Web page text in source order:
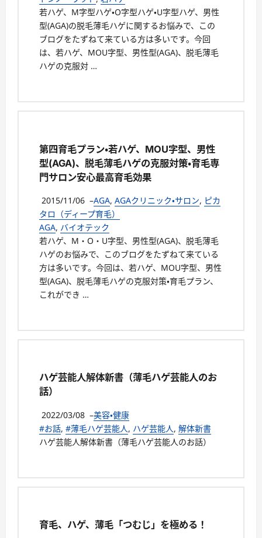
若ハゲ、M字型ハゲ・O字型ハゲ・U字型ハゲ、男性
型(AGA)の脱毛薄毛ハゲに関するお悩みで、この
ブログをたずねて来ている方は多いです。今回
は、若ハゲ、MOU字型、男性型(AGA)、脱毛薄毛
ハゲの克服対 …
第四育毛プラン・若ハゲ、MOU字型、男性
型(AGA)、脱毛薄毛ハゲの克服対策・育毛専
門サロン安心最高育毛効果
2015/11/06 –AGA, AGAクリニック・サロン, ピカ
タロ（ディープ育毛）
AGA, バイオテック
若ハゲ、M・O・U字型、男性型(AGA)、脱毛薄毛
ハゲのお悩みで、このブログをたずねて来ている
方は多いです。今回は、若ハゲ、MOU字型、男性
型(AGA)、脱毛薄毛ハゲの克服対策・育毛プラン、
これができ …
ハゲ芸能人解体新書（薄毛ハゲ芸能人のお
話）
2022/03/08 –美容・健康
#お話, #薄毛ハゲ芸能人, ハゲ芸能人, 解体新書
ハゲ芸能人解体新書（薄毛ハゲ芸能人のお話）
育毛、ハゲ、薄毛「つむじ」を極める！